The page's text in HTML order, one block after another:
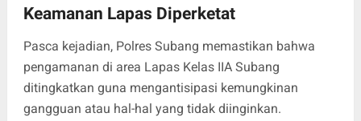
Keamanan Lapas Diperketat
Pasca kejadian, Polres Subang memastikan bahwa
pengamanan di area Lapas Kelas IIA Subang
ditingkatkan guna mengantisipasi kemungkinan
gangguan atau hal-hal yang tidak diinginkan.